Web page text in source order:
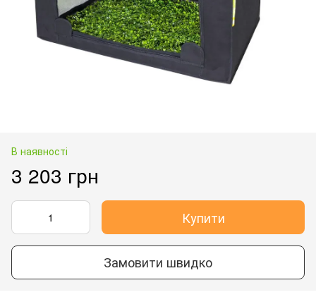
В наявності
3 203 грн
Купити
Замовити швидко